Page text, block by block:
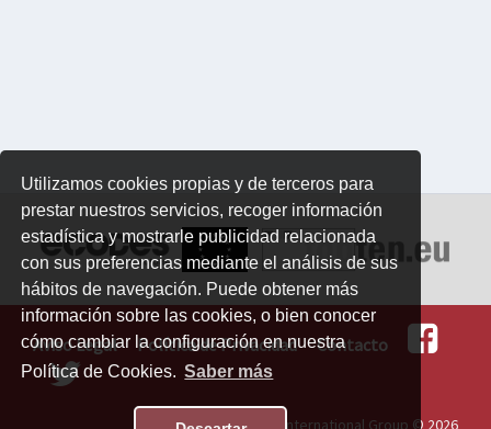
Utilizamos cookies propias y de terceros para
prestar nuestros servicios, recoger información
estadística y mostrarle publicidad relacionada
con sus preferencias mediante el análisis de sus
hábitos de navegación. Puede obtener más
información sobre las cookies, o bien conocer
cómo cambiar la configuración en nuestra
Política de Cookies. Saber más
Aviso Legal Política de Privacidad Contacto
Software:Topten International Group © 2026